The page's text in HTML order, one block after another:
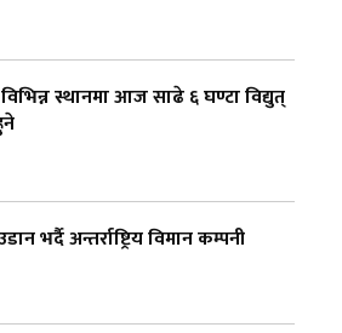
स्थानमा आज साढे ६ घण्टा विद्युत्
भर्दै अन्तर्राष्ट्रिय विमान कम्पनी